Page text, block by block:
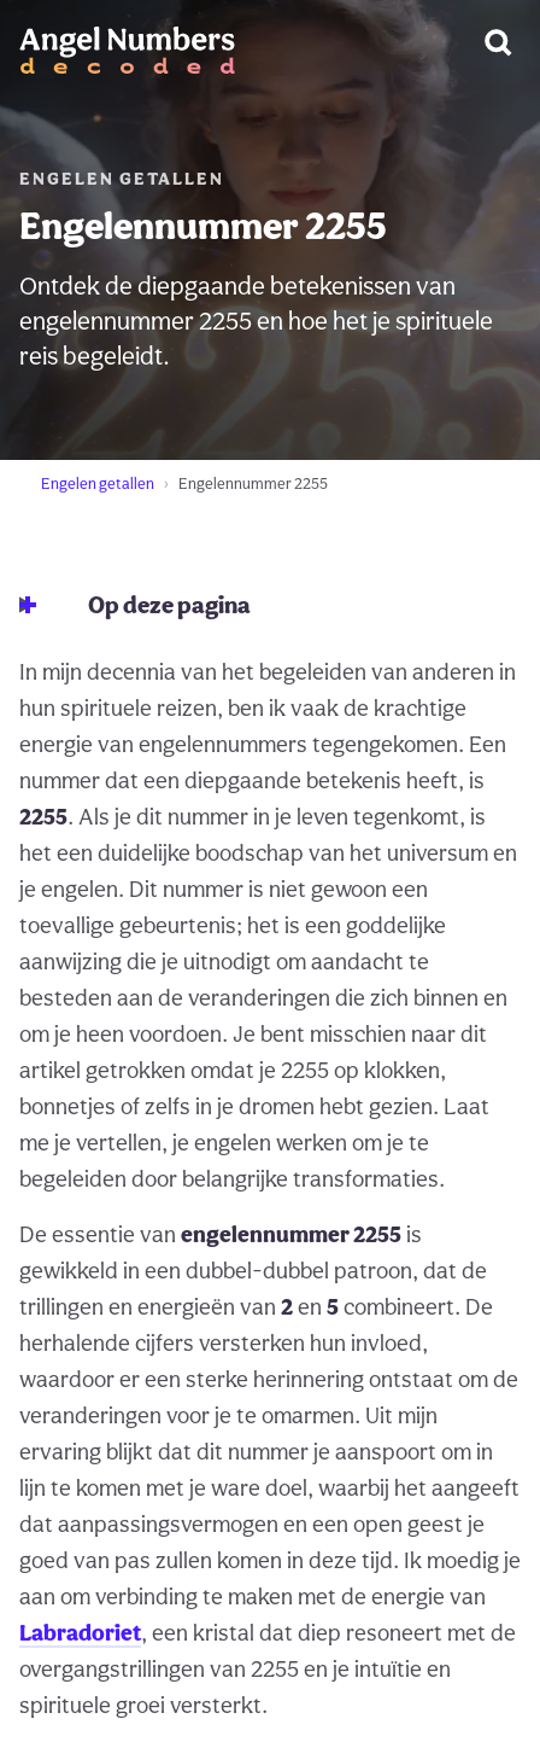
ENGELEN GETALLEN
Engelennummer 2255
Ontdek de diepgaande betekenissen van
engelennummer 2255 en hoe het je spirituele
reis begeleidt.
Engelen getallen Engelennummer 2255
Op deze pagina
In mijn decennia van het begeleiden van anderen in
hun spirituele reizen, ben ik vaak de krachtige
energie van engelennummers tegengekomen. Een
nummer dat een diepgaande betekenis heeft, is
2255. Als je dit nummer in je leven tegenkomt, is
het een duidelijke boodschap van het universum en
je engelen. Dit nummer is niet gewoon een
toevallige gebeurtenis; het is een goddelijke
aanwijzing die je uitnodigt om aandacht te
besteden aan de veranderingen die zich binnen en
om je heen voordoen. Je bent misschien naar dit
artikel getrokken omdat je 2255 op klokken,
bonnetjes of zelfs in je dromen hebt gezien. Laat
me je vertellen, je engelen werken om je te
begeleiden door belangrijke transformaties.
De essentie van engelennummer 2255 is
gewikkeld in een dubbel-dubbel patroon, dat de
trillingen en energieën van 2en 5combineert. De
herhalende cijfers versterken hun invloed,
waardoor er een sterke herinnering ontstaat om de
veranderingen voor je te omarmen. Uit mijn
ervaring blijkt dat dit nummer je aanspoort om in
lijn te komen met je ware doel, waarbij het aangeeft
dat aanpassingsvermogen en een open geest je
goed van pas zullen komen in deze tijd. Ik moedig je
aan om verbinding te maken met de energie van
Labradoriet, een kristal dat diep resoneert met de
overgangstrillingen van 2255 en je intuïtie en
spirituele groei versterkt.
WAARSCHUWING: